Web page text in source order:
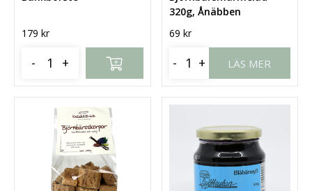
179 kr
- +
320g, Ånäbben
69 kr
- + LÄS MER